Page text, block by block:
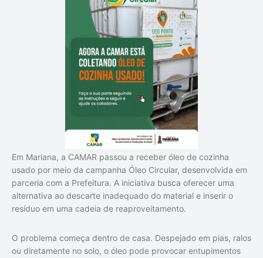
Em Mariana, a CAMAR passou a receber óleo de cozinha
usado por meio da campanha Óleo Circular, desenvolvida em
parceria com a Prefeitura. A iniciativa busca oferecer uma
alternativa ao descarte inadequado do material e inserir o
resíduo em uma cadeia de reaproveitamento.
O problema começa dentro de casa. Despejado em pias, ralos
ou diretamente no solo, o óleo pode provocar entupimentos